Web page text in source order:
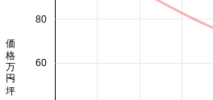
60
80
価格 万円/坪